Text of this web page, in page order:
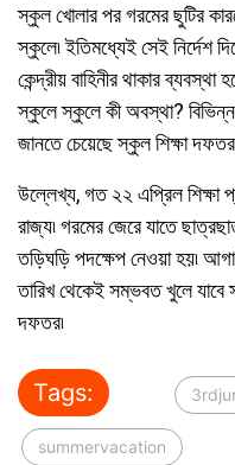
স্কুল খোলার পর গরমের ছুটির
স্কুলে৷ ইতিমধ্যেই সেই নির্দেশ
কেন্দ্রীয় বাহিনীর থাকার ব্যবস্থা
স্কুলে স্কুলে কী অবস্থা?
জানতে চেয়েছে স্কুল শিক্ষা
উল্লেখ্য, গত ২২ এপ্রিল শিক্ষা
রাজ্য৷ গরমের জেরে যাতে
তড়িঘড়ি পদক্ষেপ নেওয়া হয়৷
তারিখ থেকেই সম্ভবত খুলে যাবে
দফতর৷
Tags:
summervacation